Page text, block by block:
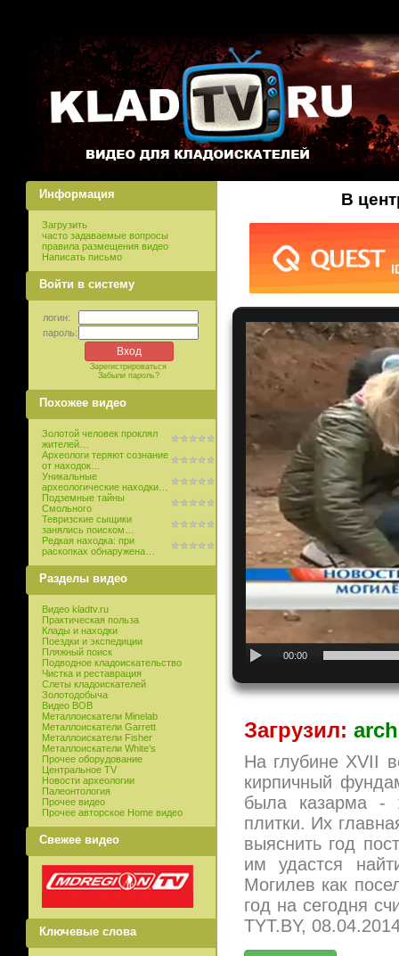
Информация
Загрузить
часто задаваемые вопросы
правила размещения видео
Написать письмо
Войти в систему
логин:
пароль:
Зарегистрироваться
Забыли пароль?
Похожее видео
Золотой человек проклял
жителей…
Археологи теряют сознание
от находок…
Уникальные
археологические находки…
Подземные тайны
Смольного
Тевризские сыщики
занялись поиском…
Редкая находка: при
раскопках обнаружена…
Разделы видео
Видео kladtv.ru
Практическая польза
Клады и находки
Поездки и экспедиции
Пляжный поиск
Подводное кладоискательство
Чистка и реставрация
Слеты кладоискателей
Золотодобыча
Видео ВОВ
Металлоискатели Minelab
Металлоискатели Garrett
Металлоискатели Fisher
Металлоискатели White’s
Прочее оборудование
Центральное TV
Новости археологии
Палеонтология
Прочее видео
Прочее авторское Home видео
Свежее видео
Ключевые слова
В
00:00
Загрузил:
На глубине XVII
кирпичный
была казарма -
плитки. Их
выяснить год
им удастся
Могилев как
год на сегодня
TYT.BY,